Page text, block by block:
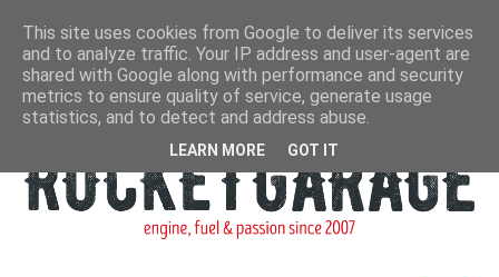
This site uses cookies from Google to deliver its services
and to analyze traffic. Your IP address and user-agent are
shared with Google along with performance and security
metrics to ensure quality of service, generate usage
statistics, and to detect and address abuse.
LEARN MORE GOT IT